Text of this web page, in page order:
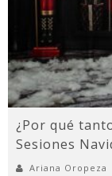
¿Por qué
Sesiones
Ariana Oropeza